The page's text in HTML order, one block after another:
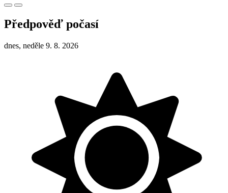
Předpověď počasí
dnes, neděle 9. 8. 2026